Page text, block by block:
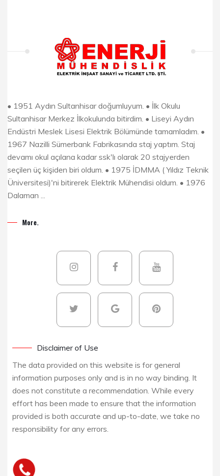
• 1951 Aydın Sultanhisar doğumluyum. • İlk Okulu
Sultanhisar Merkez İlkokulunda bitirdim. • Liseyi Aydın
Endüstri Meslek Lisesi Elektrik Bölümünde tamamladım. •
1967 Nazilli Sümerbank Fabrikasında staj yaptım. Staj
devamı okul açılana kadar ssk'lı olarak 20 stajyerden
seçilen üç kişiden biri oldum. • 1975 İDMMA ( Yıldız Teknik
Üniversitesi)'ni bitirerek Elektrik Mühendisi oldum. • 1976
Dalaman ...
More.
Disclaimer of Use
The data provided on this website is for general
information purposes only and is in no way binding. It
does not constitute a recommendation. While every
effort has been made to ensure that the information
provided is both accurate and up-to-date, we take no
responsibility for any errors.